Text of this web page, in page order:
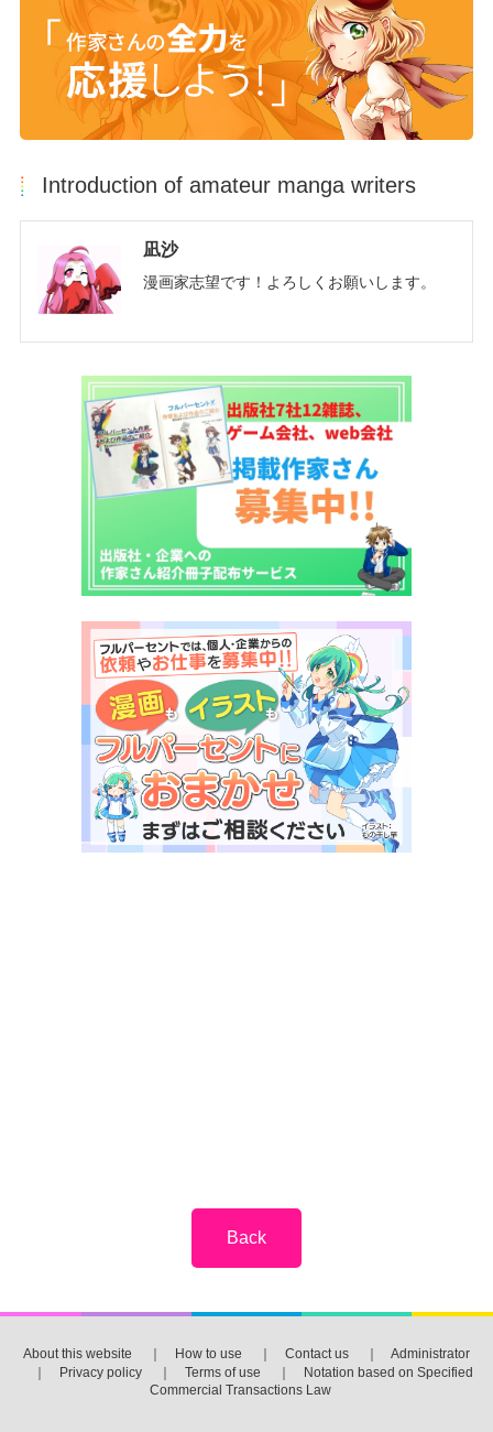
Introduction of amateur manga writers
凪沙
漫画家志望です！よろしくお願いします。
About this website ｜ How to use ｜ Contact us ｜ Administrator
｜ Privacy policy ｜ Terms of use ｜ Notation based on Specified
Commercial Transactions Law